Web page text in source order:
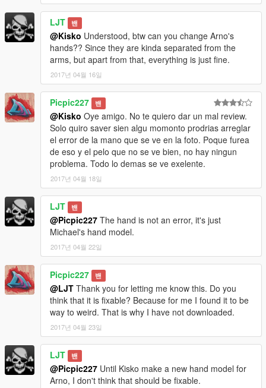
LJT 밴
@Kisko Understood, btw can you change Arno's
hands?? Since they are kinda separated from the
arms, but apart from that, everything is just fine.
2017년 04월 16일
Picpic227 밴
@Kisko Oye amigo. No te quiero dar un mal review.
Solo quiro saver sien algu momonto prodrias arreglar
el error de la mano que se ve en la foto. Poque furea
de eso y el pelo que no se ve bien, no hay ningun
problema. Todo lo demas se ve exelente.
2017년 04월 18일
LJT 밴
@Picpic227 The hand is not an error, it's just
Michael's hand model.
2017년 04월 22일
Picpic227 밴
@LJT Thank you for letting me know this. Do you
think that it is fixable? Because for me I found it to be
way to weird. That is why I have not downloaded.
2017년 04월 23일
LJT 밴
@Picpic227 Until Kisko make a new hand model for
Arno, I don't think that should be fixable.